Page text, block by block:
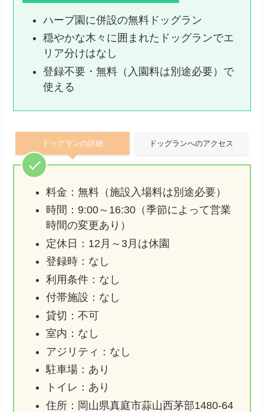
ハーブ園に併設の無料ドッグラン
穏やかな木々に囲まれたドッグランでエ
リア分けはなし
登録不要・無料（入園料は別途必要）で
使える
ドッグランの詳細 ドッグランへのアクセス
料金：無料（施設入場料は別途必要）
時間：9:00～16:30（季節によって営業
時間の変更あり）
定休日：12月～3月は休園
登録時：なし
利用条件：なし
付帯施設：なし
貸切：不可
室内：なし
アジリティ：なし
駐車場：あり
トイレ：あり
住所：岡山県真庭市蒜山西茅部1480-64